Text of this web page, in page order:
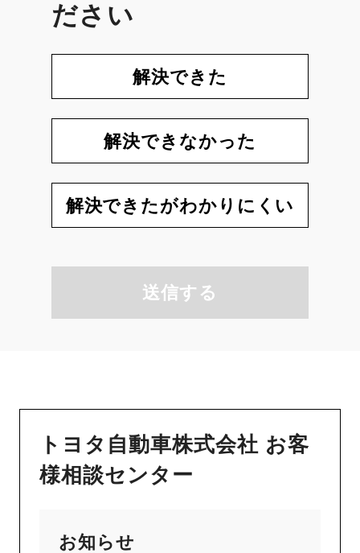
ださい
解決できた
解決できなかった
解決できたがわかりにくい
送信する
トヨタ自動車株式会社 お客
様相談センター
お知らせ